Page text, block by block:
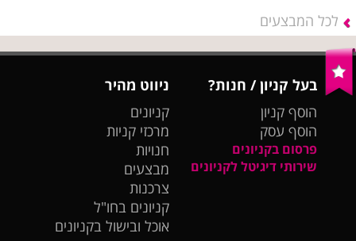
לכל המבצעים
בעל קניון / חנות?
הוסף קניון
הוסף עסק
פרסום בקניונים
שירותי דיגיטל לקניונים
ניווט מהיר
קניונים
מרכזי קניות
חנויות
מבצעים
צרכנות
קניונים בחו"ל
אוכל ובישול בקניונים